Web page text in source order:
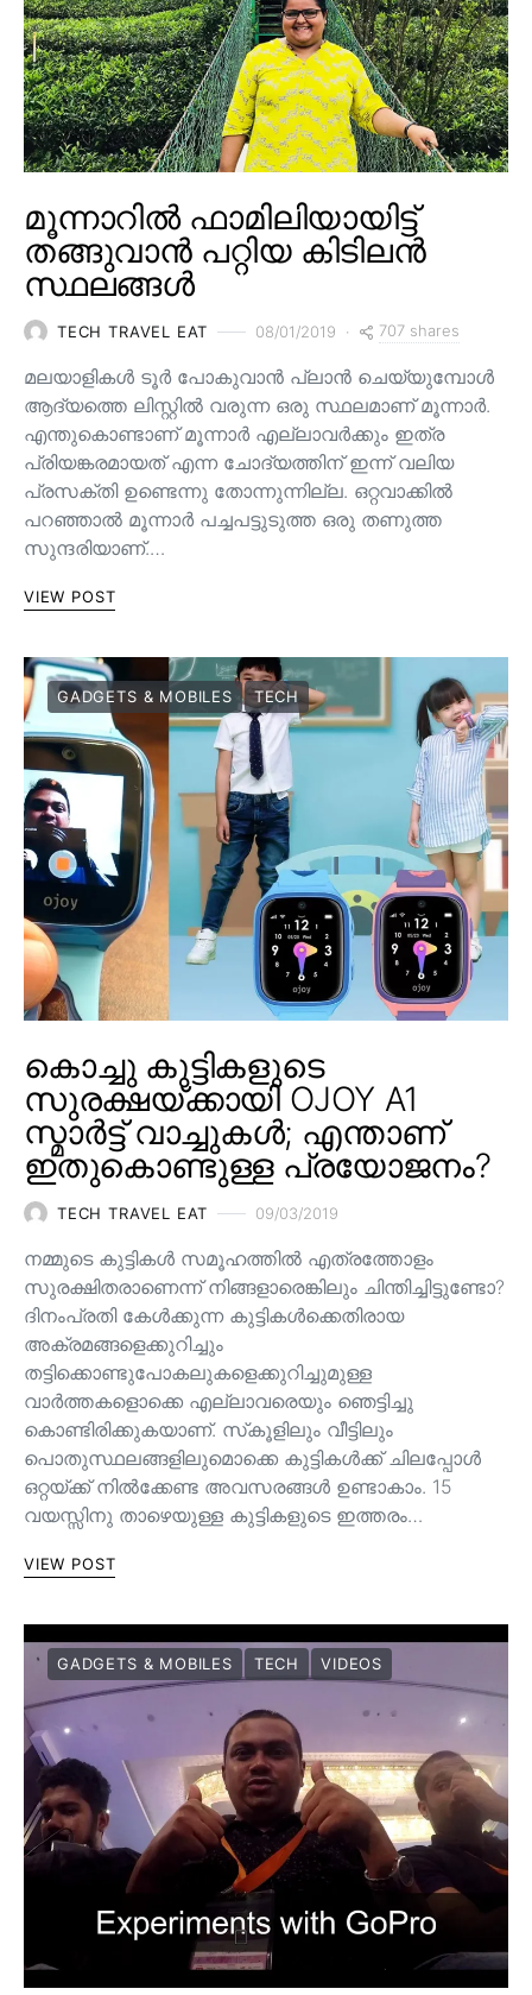
മൂന്നാറിൽ ഫാമിലിയായിട്ട്
തങ്ങുവാൻ പറ്റിയ കിടിലൻ
സ്ഥലങ്ങൾ
TECH TRAVEL EAT 08/01/2019 707 shares
മലയാളികൾ ടൂർ പോകുവാൻ പ്ലാൻ ചെയ്യുമ്പോൾ
ആദ്യത്തെ ലിസ്റ്റിൽ വരുന്ന ഒരു സ്ഥലമാണ് മൂന്നാർ.
എന്തുകൊണ്ടാണ് മൂന്നാർ എല്ലാവർക്കും ഇത്ര
പ്രിയങ്കരമായത് എന്ന ചോദ്യത്തിന് ഇന്ന് വലിയ
പ്രസക്തി ഉണ്ടെന്നു തോന്നുന്നില്ല. ഒറ്റവാക്കിൽ
പറഞ്ഞാൽ മൂന്നാർ പച്ചപട്ടുടുത്ത ഒരു തണുത്ത
സുന്ദരിയാണ്.…
VIEW POST
GADGETS & MOBILES TECH
കൊച്ചു കുട്ടികളുടെ
സുരക്ഷയ്ക്കായി OJOY A1
സ്മാർട്ട് വാച്ചുകൾ; എന്താണ്
ഇതുകൊണ്ടുള്ള പ്രയോജനം?
TECH TRAVEL EAT 09/03/2019
നമ്മുടെ കുട്ടികൾ സമൂഹത്തിൽ എത്രത്തോളം
സുരക്ഷിതരാണെന്ന് നിങ്ങളാരെങ്കിലും ചിന്തിച്ചിട്ടുണ്ടോ?
ദിനംപ്രതി കേൾക്കുന്ന കുട്ടികൾക്കെതിരായ
അക്രമങ്ങളെക്കുറിച്ചും
തട്ടിക്കൊണ്ടുപോകലുകളെക്കുറിച്ചുമുള്ള
വാർത്തകളൊക്കെ എല്ലാവരെയും ഞെട്ടിച്ചു
കൊണ്ടിരിക്കുകയാണ്. സ്‌കൂളിലും വീട്ടിലും
പൊതുസ്ഥലങ്ങളിലുമൊക്കെ കുട്ടികൾക്ക് ചിലപ്പോൾ
ഒറ്റയ്ക്ക് നിൽക്കേണ്ട അവസരങ്ങൾ ഉണ്ടാകാം. 15
വയസ്സിനു താഴെയുള്ള കുട്ടികളുടെ ഇത്തരം…
VIEW POST
GADGETS & MOBILES TECH VIDEOS